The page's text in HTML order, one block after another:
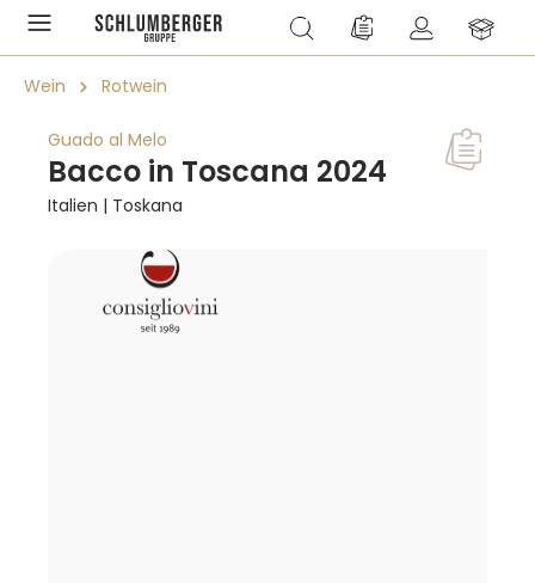
springen Du hast 0 Produkte
Wein Rotwein
Guado al Melo
Bacco in Toscana 2024
Italien | Toskana
Bildergalerie überspringen